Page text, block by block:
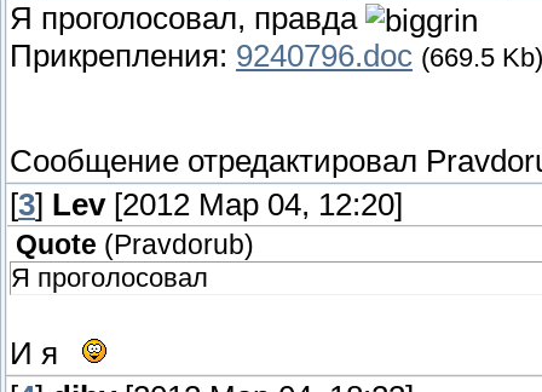
Я проголосовал, правда
Прикрепления: 9240796.doc (669.5 Kb)
Сообщение отредактировал
[3] Lev[2012 Мар 04, 12:20]
Quote ( Pravdorub)
Я проголосовал
И я